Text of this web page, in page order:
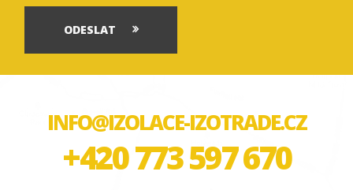
ODESLAT
INFO@IZOLACE-IZOTRADE.CZ
+420 773 597 670